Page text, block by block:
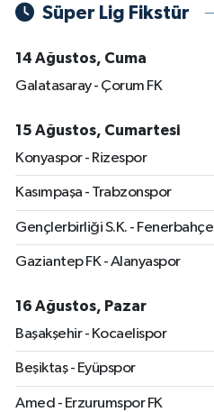
Süper Lig Fikstür
14 Ağustos, Cuma
Galatasaray - Çorum FK
15 Ağustos, Cumartesi
Konyaspor - Rizespor
Kasımpaşa - Trabzonspor
Gençlerbirliği S.K. - Fenerbahçe
Gaziantep FK - Alanyaspor
16 Ağustos, Pazar
Başakşehir - Kocaelispor
Beşiktaş - Eyüpspor
Amed - Erzurumspor FK